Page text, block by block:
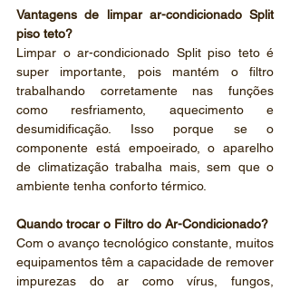
Vantagens de limpar ar-condicionado Split
piso teto?
Limpar o ar-condicionado Split piso teto é
super importante, pois mantém o filtro
trabalhando corretamente nas funções
como resfriamento, aquecimento e
desumidificação. Isso porque se o
componente está empoeirado, o aparelho
de climatização trabalha mais, sem que o
ambiente tenha conforto térmico.
Quando trocar o Filtro do Ar-Condicionado?
Com o avanço tecnológico constante, muitos
equipamentos têm a capacidade de remover
impurezas do ar como vírus, fungos,